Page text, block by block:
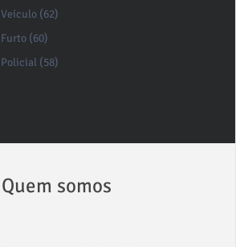
Veículo (62)
Furto (60)
Policial (58)
Quem somos